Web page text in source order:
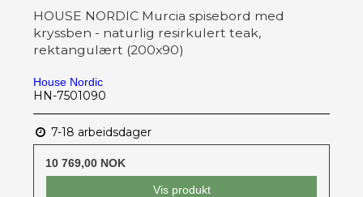
HOUSE NORDIC Murcia spisebord med
kryssben - naturlig resirkulert teak,
rektangulært (200x90)
House Nordic
HN-7501090
7-18 arbeidsdager
10 769,00 NOK
Vis produkt